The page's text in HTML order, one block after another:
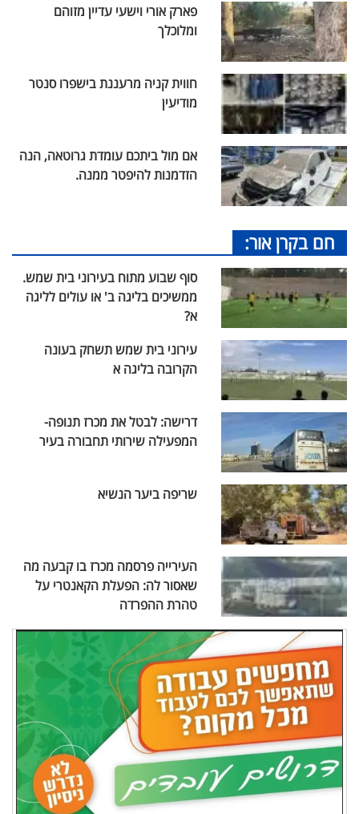
פארק אורי וישעי עדיין מזוהם
ומלוכלך
חווית קניה מרעננת בישפרו סנטר
מודיעין
אם מול ביתכם עומדת גרוטאה, הנה
הזדמנות להיפטר ממנה.
חם בקרן אור:
סוף שבוע מתוח בעירוני בית שמש.
ממשיכים בליגה ב' או עולים לליגה
א?
עירוני בית שמש תשחק בעונה
הקרובה בליגה א
דרישה: לבטל את מכרז תנופה-
המפעילה שירותי תחבורה בעיר
שריפה ביער הנשיא
העירייה פרסמה מכרז בו קבעה מה
שאסור לה: הפעלת הקאנטרי על
טהרת ההפרדה